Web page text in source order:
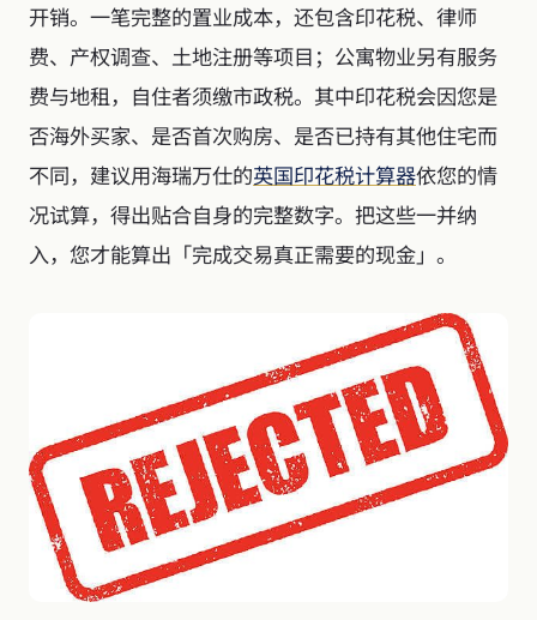
开销。一笔完整的置业成本，还包含印花税、律师
费、产权调查、土地注册等项目；公寓物业另有服务
费与地租，自住者须缴市政税。其中印花税会因您是
否海外买家、是否首次购房、是否已持有其他住宅而
不同，建议用海瑞万仕的英国印花税计算器依您的情
况试算，得出贴合自身的完整数字。把这些一并纳
入，您才能算出「完成交易真正需要的现金」。